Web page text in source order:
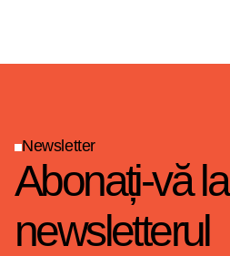
Newsletter
Abonați-vă la
newsletterul